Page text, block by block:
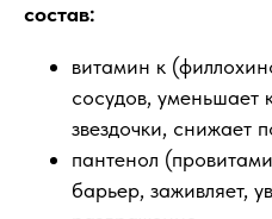
состав:
витамин к
сосудов, уменьшает
звездочки, снижает
пантенол
барьер, заживляет,